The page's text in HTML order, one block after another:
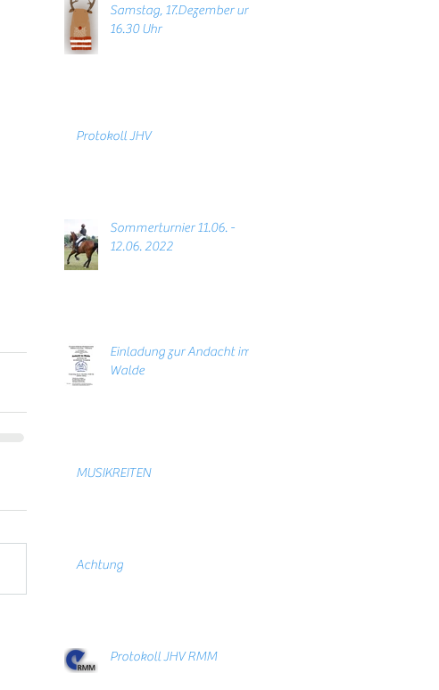
Samstag, 17.Dezember um
16.30 Uhr
Protokoll JHV
Sommerturnier 11.06. -
12.06. 2022
Einladung zur Andacht im
Walde
MUSIKREITEN
Achtung
Protokoll JHV RMM